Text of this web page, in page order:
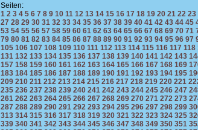
Seiten:
1 2 3 4 5 6 7 8 9 10 11 12 13 14 15 16 17 18 19 20 21 22 23
27 28 29 30 31 32 33 34 35 36 37 38 39 40 41 42 43 44 45
53 54 55 56 57 58 59 60 61 62 63 64 65 66 67 68 69 70 71
79 80 81 82 83 84 85 86 87 88 89 90 91 92 93 94 95 96 97
105 106 107 108 109 110 111 112 113 114 115 116 117 118
131 132 133 134 135 136 137 138 139 140 141 142 143
157 158 159 160 161 162 163 164 165 166 167 168 169
183 184 185 186 187 188 189 190 191 192 193 194 195
209 210 211 212 213 214 215 216 217 218 219 220 221
235 236 237 238 239 240 241 242 243 244 245 246 247
261 262 263 264 265 266 267 268 269 270 271 272 273
287 288 289 290 291 292 293 294 295 296 297 298 299
313 314 315 316 317 318 319 320 321 322 323 324 325
339 340 341 342 343 344 345 346 347 348 349 350 351